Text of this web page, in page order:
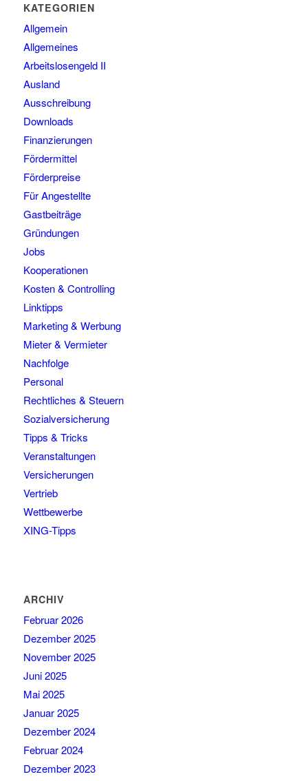
KATEGORIEN
Allgemein
Allgemeines
Arbeitslosengeld II
Ausland
Ausschreibung
Downloads
Finanzierungen
Fördermittel
Förderpreise
Für Angestellte
Gastbeiträge
Gründungen
Jobs
Kooperationen
Kosten & Controlling
Linktipps
Marketing & Werbung
Mieter & Vermieter
Nachfolge
Personal
Rechtliches & Steuern
Sozialversicherung
Tipps & Tricks
Veranstaltungen
Versicherungen
Vertrieb
Wettbewerbe
XING-Tipps
ARCHIV
Februar 2026
Dezember 2025
November 2025
Juni 2025
Mai 2025
Januar 2025
Dezember 2024
Februar 2024
Dezember 2023